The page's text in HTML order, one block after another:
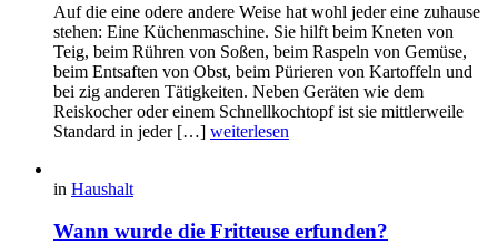
Auf die eine odere andere Weise hat wohl jeder eine zuhause
stehen: Eine Küchenmaschine. Sie hilft beim Kneten von
Teig, beim Rühren von Soßen, beim Raspeln von Gemüse,
beim Entsaften von Obst, beim Pürieren von Kartoffeln und
bei zig anderen Tätigkeiten. Neben Geräten wie dem
Reiskocher oder einem Schnellkochtopf ist sie mittlerweile
Standard in jeder […] weiterlesen
in Haushalt
Wann wurde die Fritteuse erfunden?